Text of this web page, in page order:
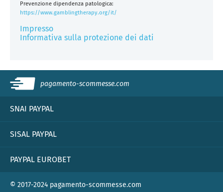
Prevenzione dipendenza patologica:
https://www.gamblingtherapy.org/it/
Impresso
Informativa sulla protezione dei dati
pagamento-scommesse.com
SNAI PAYPAL
SISAL PAYPAL
PAYPAL EUROBET
© 2017-2024 pagamento-scommesse.com